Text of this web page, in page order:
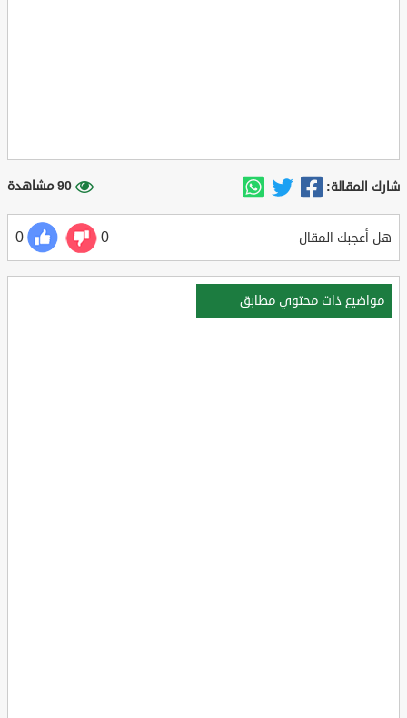
شارك المقالة: 90 مشاهدة
هل أعجبك المقال 0
0
مواضيع ذات محتوي مطابق